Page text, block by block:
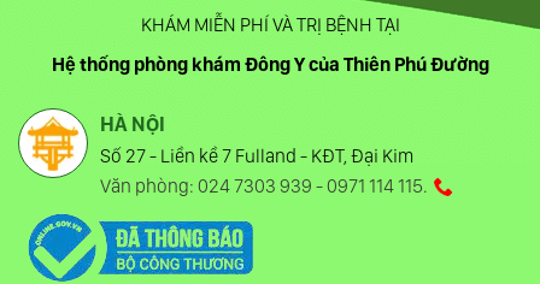
KHÁM MIỄN PHÍ VÀ TRỊ BỆNH TẠI
Hệ thống phòng khám Đông Y của Thiên Phú Đường
HÀ NỘI
Số 27 - Liền kề 7 Fulland - KĐT, Đại Kim
Văn phòng: 024 7303 939 - 0971 114 115.